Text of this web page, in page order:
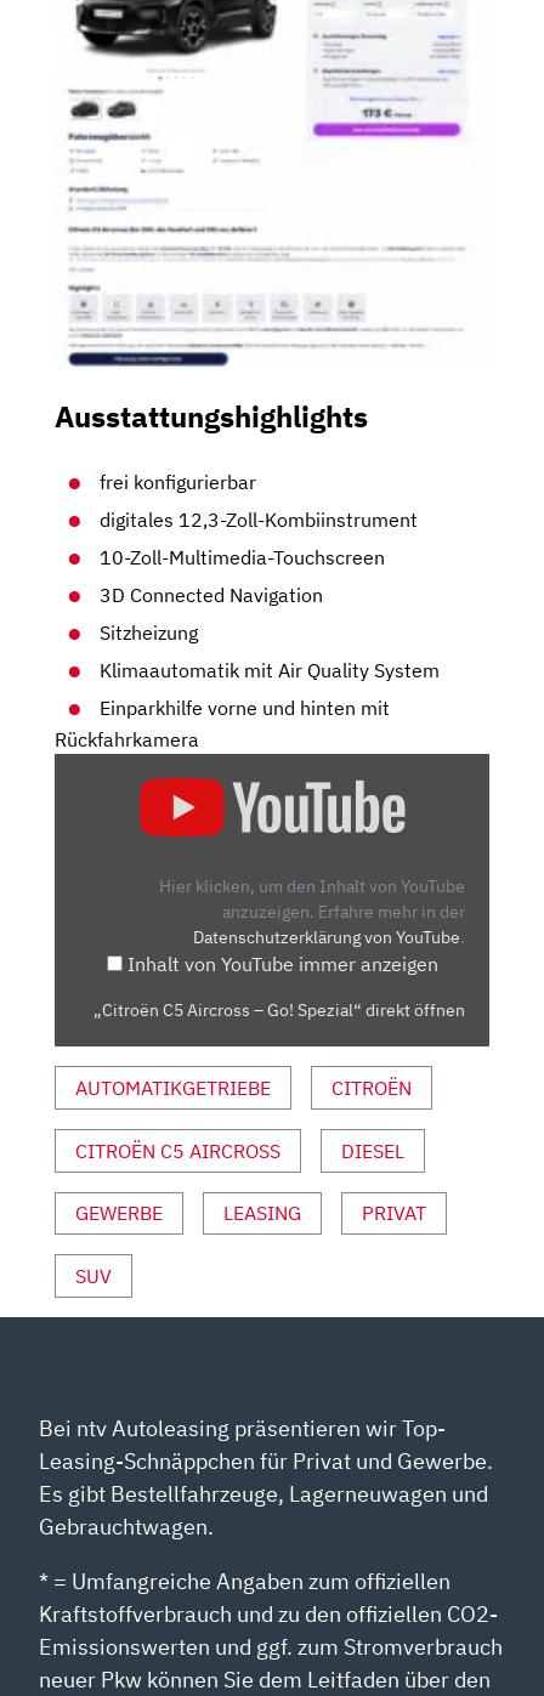
Ausstattungshighlights
frei konfigurierbar
digitales 12,3-Zoll-Kombiinstrument
10-Zoll-Multimedia-Touchscreen
3D Connected Navigation
Sitzheizung
Klimaautomatik mit Air Quality System
Einparkhilfe vorne und hinten mit
Rückfahrkamera
AIRCROSS
YOUTUBE
ANZEIGEN
Hier klicken, um den Inhalt von YouTube
anzuzeigen. Erfahre mehr in der
Datenschutzerklärung von YouTube.
Inhalt von YouTube immer anzeigen
„Citroën C5 Aircross – Go! Spezial“ direkt öffnen
AUTOMATIKGETRIEBE CITROËN
CITROËN C5 AIRCROSS DIESEL
GEWERBE LEASING PRIVAT
SUV
Bei ntv Autoleasing präsentieren wir Top-
Leasing-Schnäppchen für Privat und Gewerbe.
Es gibt Bestellfahrzeuge, Lagerneuwagen und
Gebrauchtwagen.
* = Umfangreiche Angaben zum offiziellen
Kraftstoffverbrauch und zu den offiziellen CO2-
Emissionswerten und ggf. zum Stromverbrauch
neuer Pkw können Sie dem Leitfaden über den